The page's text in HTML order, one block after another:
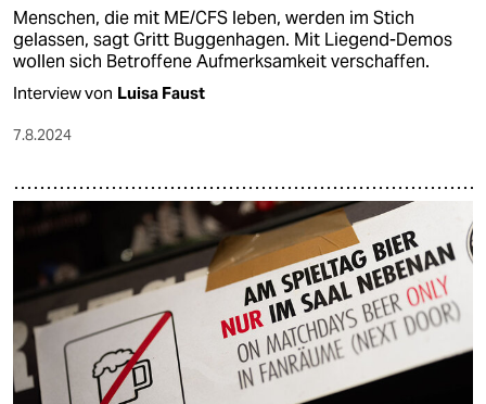
Menschen, die mit ME/CFS leben, werden im Stich
gelassen, sagt Gritt Buggenhagen. Mit Liegend-Demos
wollen sich Betroffene Aufmerksamkeit verschaffen.
Interview von Luisa Faust
7.8.2024